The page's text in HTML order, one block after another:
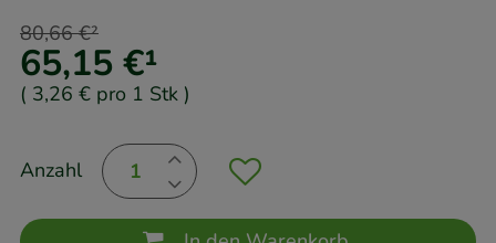
65,15 €¹
80,66 €²
( 3,26 € pro 1 Stk )
Anzahl